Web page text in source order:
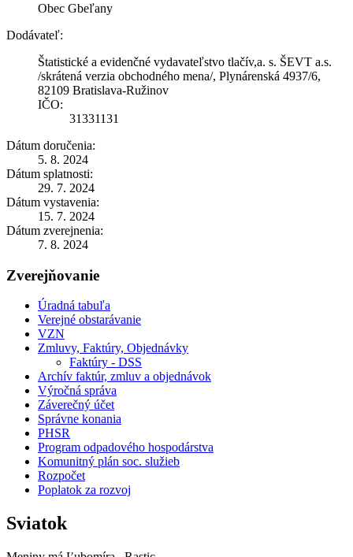
Obec Gbeľany
Dodávateľ:
Štatistické a evidenčné vydavateľstvo tlačív,a. s. ŠEVT a.s.
/skrátená verzia obchodného mena/, Plynárenská 4937/6,
82109 Bratislava-Ružinov
IČO:
31331131
Dátum doručenia:
5. 8. 2024
Dátum splatnosti:
29. 7. 2024
Dátum vystavenia:
15. 7. 2024
Dátum zverejnenia:
7. 8. 2024
Zverejňovanie
Úradná tabuľa
Verejné obstarávanie
VZN
Zmluvy, Faktúry, Objednávky
Faktúry - DSS
Archív faktúr, zmluv a objednávok
Výročná správa
Záverečný účet
Správne konania
PHSR
Program odpadového hospodárstva
Komunitný plán soc. služieb
Rozpočet
Poplatok za rozvoj
Sviatok